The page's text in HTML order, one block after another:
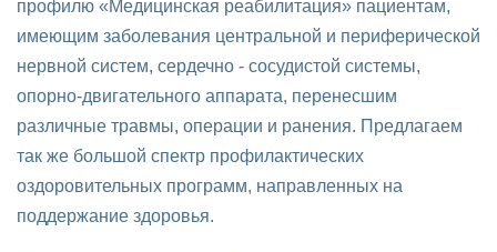
профилю «Медицинская реабилитация» пациентам,
имеющим заболевания центральной и периферической
нервной систем, сердечно - сосудистой системы,
опорно-двигательного аппарата, перенесшим
различные травмы, операции и ранения. Предлагаем
так же большой спектр профилактических
оздоровительных программ, направленных на
поддержание здоровья.